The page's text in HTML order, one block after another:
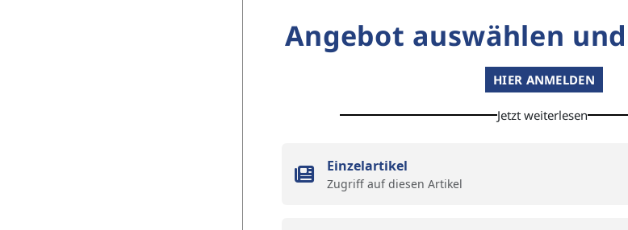
Angebot auswählen
HIER ANMELDEN
Jetzt weiterlesen
Einzelartikel
Zugriff auf diesen Artikel